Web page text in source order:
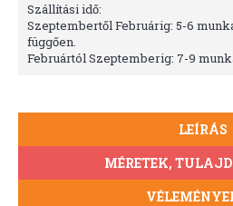
Szállítási idő:
Szeptembertől Februárig: 5-6
függően.
Februártól Szeptemberig: 7-9
LEÍRÁS
MÉRETEK,